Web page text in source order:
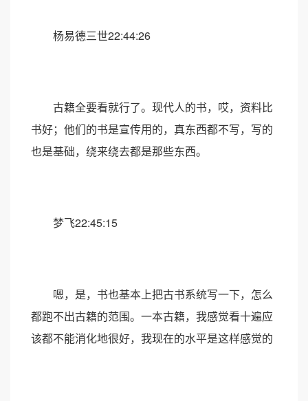
杨易德三世22:44:26
古籍全要看就行了。现代人的书，哎，资料比
书好；他们的书是宣传用的，真东西都不写，写的
也是基础，绕来绕去都是那些东西。
梦飞22:45:15
嗯，是，书也基本上把古书系统写一下，怎么
都跑不出古籍的范围。一本古籍，我感觉看十遍应
该都不能消化地很好，我现在的水平是这样感觉的